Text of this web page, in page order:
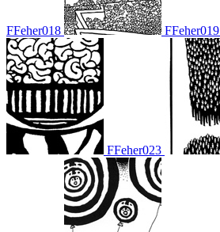
FFeher018 FFeher019
FFeher023